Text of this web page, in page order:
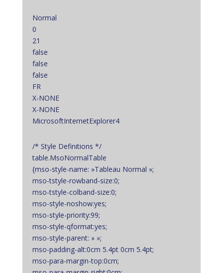
Normal
0
21
false
false
false
FR
X-NONE
X-NONE
MicrosoftInternetExplorer4
/* Style Definitions */
table.MsoNormalTable
{mso-style-name: »Tableau Normal »;
mso-tstyle-rowband-size:0;
mso-tstyle-colband-size:0;
mso-style-noshow:yes;
mso-style-priority:99;
mso-style-qformat:yes;
mso-style-parent: » »;
mso-padding-alt:0cm 5.4pt 0cm 5.4pt;
mso-para-margin-top:0cm;